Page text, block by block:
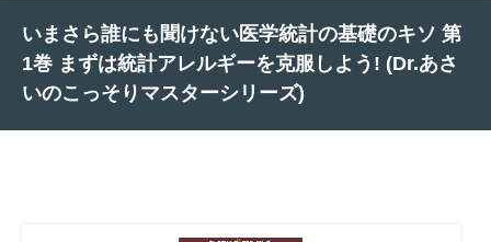
いまさら誰にも聞けない医学統計の基礎のキソ 第
1巻 まずは統計アレルギーを克服しよう! (Dr.あさ
いのこっそりマスターシリーズ)